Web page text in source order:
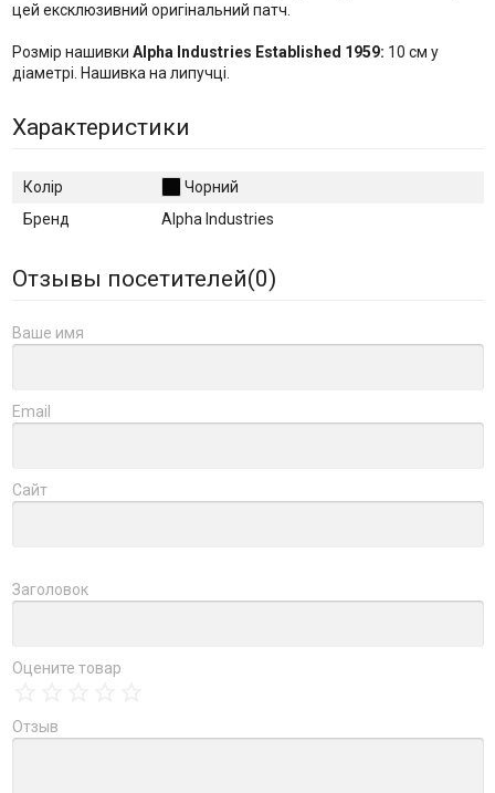
цей ексклюзивний оригінальний патч.
Розмір нашивки Alpha Industries Established 1959: 10 см у
діаметрі. Нашивка на липучці.
Характеристики
Колір
Чорний
Бренд
Alpha Industries
Отзывы посетителей(0)
Ваше имя
Email
Сайт
Заголовок
Оцените товар
Отзыв